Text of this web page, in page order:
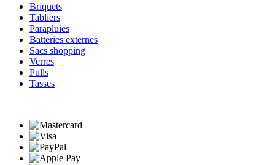
Briquets
Tabliers
Parapluies
Batteries externes
Sacs shopping
Verres
Pulls
Tasses